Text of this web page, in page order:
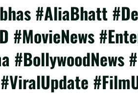
#AliaBhatt
#MovieNews
#BollywoodNews